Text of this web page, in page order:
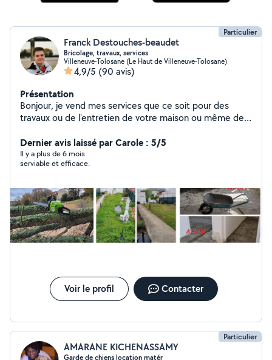
Particulier
Franck Destouches-beaudet
Bricolage, travaux, services
Villeneuve-Tolosane (Le Haut de Villeneuve-Tolosane)
4,9/5 (90 avis)
Présentation
Bonjour, je vend mes services que ce soit pour des
travaux ou de l'entretien de votre maison ou même de
contentieux et souriant. Je peux me déplacer à
domicile. Je suis sérieux et attentionné j'aime le travail
bien fait. N'hésitez pas à me contacter.
Dernier avis laissé par Carole : 5/5
Il y a plus de 6 mois
serviable et efficace.
Voir le profil Contacter
Particulier
AMARANE KICHENASSAMY
Garde de chiens location matér